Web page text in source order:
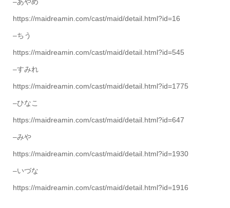
https://maidreamin.com/cast/maid/detail.html?id=16
–ちう
https://maidreamin.com/cast/maid/detail.html?id=545
–すみれ
https://maidreamin.com/cast/maid/detail.html?id=1775
–ひなこ
https://maidreamin.com/cast/maid/detail.html?id=647
–みや
https://maidreamin.com/cast/maid/detail.html?id=1930
–いづな
https://maidreamin.com/cast/maid/detail.html?id=1916